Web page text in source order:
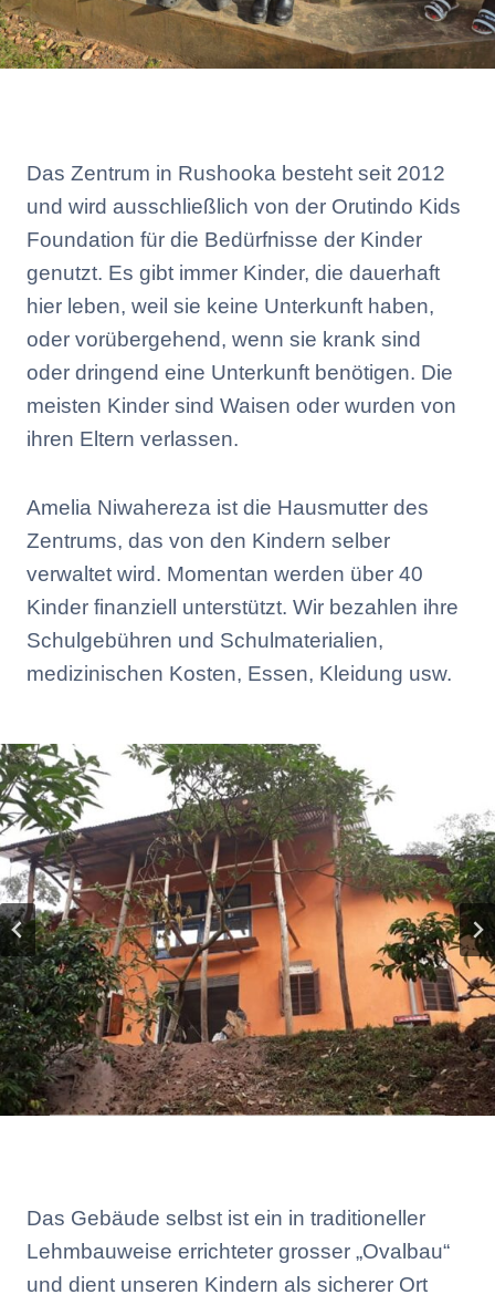
Das Zentrum in Rushooka besteht seit 2012
und wird ausschließlich von der Orutindo Kids
Foundation für die Bedürfnisse der Kinder
genutzt. Es gibt immer Kinder, die dauerhaft
hier leben, weil sie keine Unterkunft haben,
oder vorübergehend, wenn sie krank sind
oder dringend eine Unterkunft benötigen. Die
meisten Kinder sind Waisen oder wurden von
ihren Eltern verlassen.
Amelia Niwahereza ist die Hausmutter des
Zentrums, das von den Kindern selber
verwaltet wird. Momentan werden über 40
Kinder finanziell unterstützt. Wir bezahlen ihre
Schulgebühren und Schulmaterialien,
medizinischen Kosten, Essen, Kleidung usw.
Das Gebäude selbst ist ein in traditioneller
Lehmbauweise errichteter grosser „Ovalbau“
und dient unseren Kindern als sicherer Ort